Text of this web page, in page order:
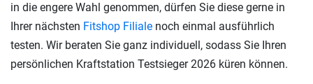
in die engere Wahl genommen, dürfen Sie diese gerne in
Ihrer nächsten Fitshop Filiale noch einmal ausführlich
testen. Wir beraten Sie ganz individuell, sodass Sie Ihren
persönlichen Kraftstation Testsieger 2026 küren können.